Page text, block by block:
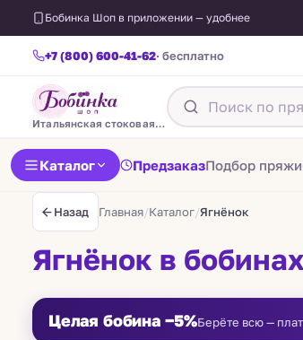
Бобинка Шоп в приложении — удобнее
+7 (800) 600-41-62· бесплатно
Итальянская стоковая пряжа
Каталог ПредзаказПодбор пряжи
Назад Главная/Каталог/Ягнёнок
Ягнёнок в бобинах
Целая бобина −5%Берёте всю —